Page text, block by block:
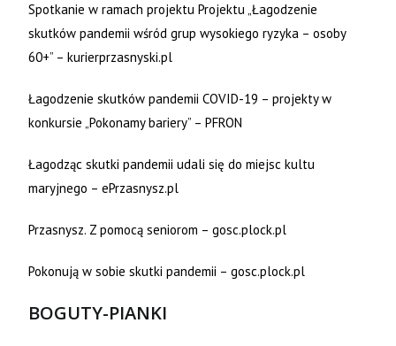
Spotkanie w ramach projektu Projektu „Łagodzenie
skutków pandemii wśród grup wysokiego ryzyka – osoby
60+” – kurierprzasnyski.pl
Łagodzenie skutków pandemii COVID-19 – projekty w
konkursie „Pokonamy bariery” – PFRON
Łagodząc skutki pandemii udali się do miejsc kultu
maryjnego – ePrzasnysz.pl
Przasnysz. Z pomocą seniorom – gosc.plock.pl
Pokonują w sobie skutki pandemii – gosc.plock.pl
BOGUTY-PIANKI